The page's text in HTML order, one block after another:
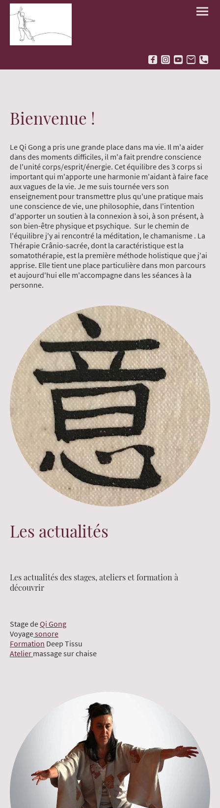
Bienvenue !
Le Qi Gong a pris une grande place dans ma vie. Il m'a aider
dans des moments difficiles, il m'a fait prendre conscience
de l'unité corps/esprit/énergie. Cet équilibre des 3 corps si
important qui m'apporte une harmonie m'aidant à faire face
aux vagues de la vie. Je me suis tournée vers son
enseignement pour transmettre plus qu'une pratique mais
une conscience de vie, une philosophie, dans l'intention
d'apporter un soutien à la connexion à soi, à son présent, à
son bien-être physique et psychique. Sur le chemin de
l'équilibre j'y ai rencontré la méditation, le chamanisme . La
Thérapie Crânio-sacrée, dont la caractéristique est la
somatothérapie, est la première méthode holistique que j'ai
apprise. Elle tient une place particulière dans mon parcours
et aujourd'hui elle m'accompagne dans les séances à la
personne.
Les actualités
Les actualités des stages, ateliers et formation à
découvrir
Stage deQi Gong
Voyagesonore
Formation Deep Tissu
Atelier massage sur chaise